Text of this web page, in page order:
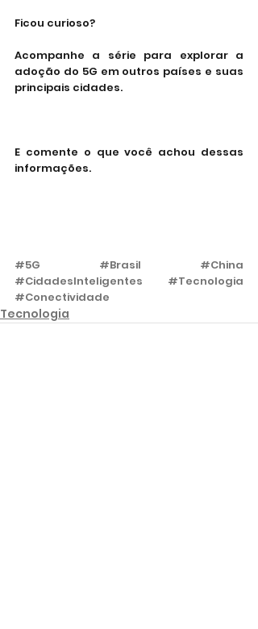
Ficou curioso?
Acompanhe a série para explorar a
adoção do 5G em outros países e suas
principais cidades.
E comente o que você achou dessas
informações.
#5G #Brasil
#China
#CidadesInteligentes
#Tecnologia
#Conectividade
Tecnologia